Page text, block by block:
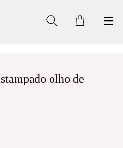
olho de